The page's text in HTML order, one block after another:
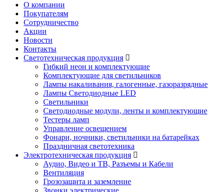
О компании
Покупателям
Сотрудничество
Акции
Новости
Контакты
Светотехническая продукция
Гибкий неон и комплектующие
Комплектующие для светильников
Лампы накаливания, галогенные, газоразрядные
Лампы Светодиодные LED
Светильники
Светодиодные модули, ленты и комплектующие
Тестеры ламп
Управление освещением
Фонари, ночники, светильники на батарейках
Праздничная светотехника
Электротехническая продукция
Аудио, Видео и ТВ, Разъемы и Кабели
Вентиляция
Грозозащита и заземление
Звонки электрические